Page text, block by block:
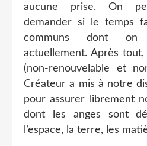
aucune prise. On
demander si le temps
communs dont on
actuellement. Après tout,
(non-renouvelable et
Créateur a mis à notre
pour assurer librement
dont les anges sont
l’espace, la terre, les